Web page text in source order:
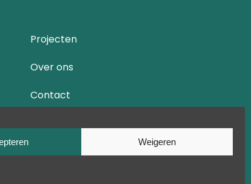
Weigeren
Projecten
Over ons
Contact